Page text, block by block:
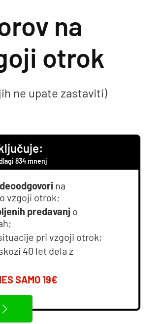
na
otrok
ne upate zastaviti)
834 mnenj
na
vzgoji otrok;
predavanj o
pri vzgoji otrok;
40 let dela z
SAMO 19€